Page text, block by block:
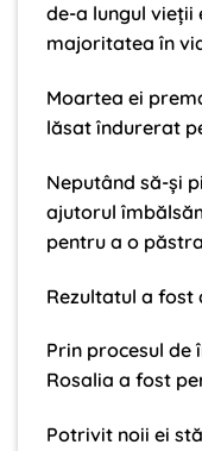
de-a lungul vieții
majoritatea în
Moartea ei
lăsat îndurerat
Neputând să-și
ajutorul
pentru a o
Rezultatul a fost
Prin procesul de
Rosalia a fost
Potrivit noii ei